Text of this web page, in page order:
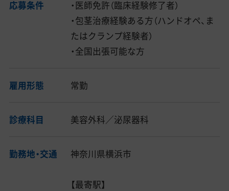
応募条件
・医師免許（臨床経験修了者）
・包茎治療経験ある方（ハンドオペ、ま
たはクランプ経験者）
・全国出張可能な方
雇用形態 常勤
診療科目 美容外科／泌尿器科
勤務地・交通 神奈川県横浜市
【最寄駅】